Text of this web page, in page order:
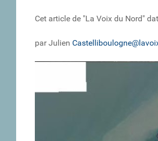
Cet article de "La Voix du Nord"
par Julien